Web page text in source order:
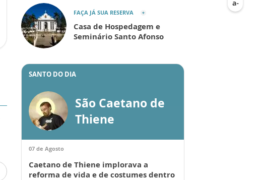
FAÇA JÁ SUA RESERVA
Casa de Hospedagem e
Seminário Santo Afonso
SANTO DO DIA
São Caetano de
Thiene
07 de Agosto
Caetano de Thiene implorava a
reforma de vida e de costumes dentro